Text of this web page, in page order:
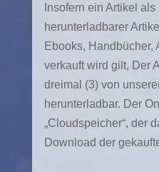
Insofern ein Artikel
herunterladbarer
Ebooks, Handbücher,
verkauft wird gilt, Der
dreimal (3) von
herunterladbar. Der
„Cloudspeicher“, der
Download der